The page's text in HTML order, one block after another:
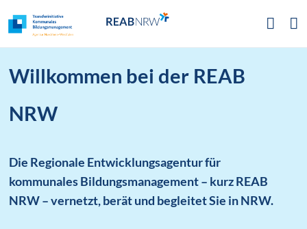
Willkommen bei der REAB
NRW
Die Regionale Entwicklungsagentur für
kommunales Bildungsmanagement – kurz REAB
NRW – vernetzt, berät und begleitet Sie in NRW.